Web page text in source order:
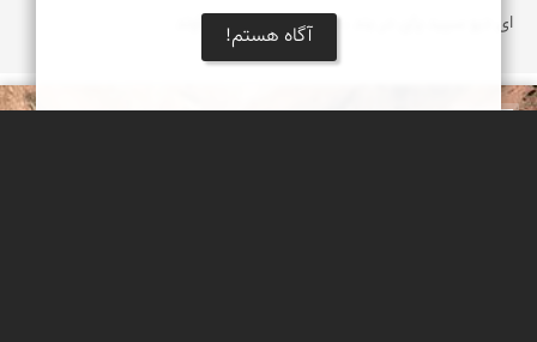
ای دیو سپید پای در بند ، ای گنبد گیتی ای دماوند
آگاه هستم!